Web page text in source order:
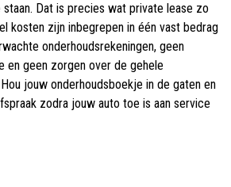
Dat is precies wat private lease zo
kosten zijn inbegrepen in één vast bedrag
onderhoudsrekeningen, geen
en geen zorgen over de gehele
jouw onderhoudsboekje in de gaten en
zodra jouw auto toe is aan service